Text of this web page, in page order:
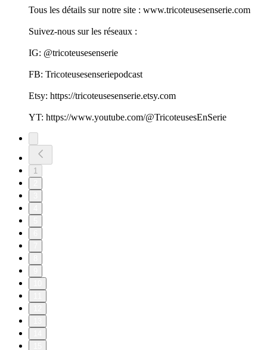
Tous les détails sur notre site : www.tricoteusesenserie.com
Suivez-nous sur les réseaux :
IG: @tricoteusesenserie
FB: Tricoteusesenseriepodcast
Etsy: https://tricoteusesenserie.etsy.com
YT: https://www.youtube.com/@TricoteusesEnSerie
1